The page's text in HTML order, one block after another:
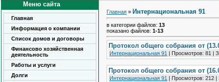
Меню сайта
Главная
Информация о компании
Список домов и договоры
Финансово хозяйственная
деятельность
Работы и услуги
Долги
Главная » Интернациональная 91
в категории файлов: 13
показано файлов: 1-13
Протокол общего собрания от
Интернациональная 91 Просмотров: 81
Протокол общего собрания от
Интернациональная 91 Просмотров: 212